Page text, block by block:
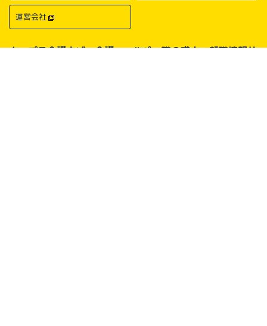
運営会社
キャプラ介護ナビ－介護・ヘルパー職の求人・転職情報サ